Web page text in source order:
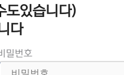
도있습니다)
다
밀번호